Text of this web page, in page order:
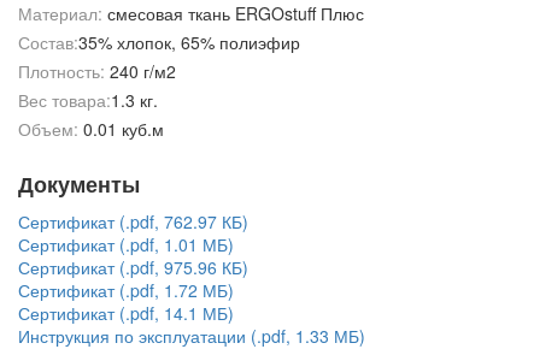
Материал: смесовая ткань ERGOstuff Плюс
Состав:35% хлопок, 65% полиэфир
Плотность: 240 г/м2
Вес товара:1.3 кг.
Объем: 0.01 куб.м
Документы
Сертификат (.pdf, 762.97 КБ)
Сертификат (.pdf, 1.01 МБ)
Сертификат (.pdf, 975.96 КБ)
Сертификат (.pdf, 1.72 МБ)
Сертификат (.pdf, 14.1 МБ)
Инструкция по эксплуатации (.pdf, 1.33 МБ)